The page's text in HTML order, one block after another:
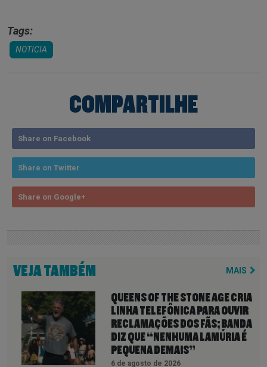
Tags:
NOTICIA
COMPARTILHE
Share on Facebook
Share on Twitter
Share on Google+
VEJA TAMBÉM MAIS
QUEENS OF THE STONE AGE CRIA
LINHA TELEFÔNICA PARA OUVIR
RECLAMAÇÕES DOS FÃS; BANDA
DIZ QUE “NENHUMA LAMÚRIA É
PEQUENA DEMAIS”
6 de agosto de 2026